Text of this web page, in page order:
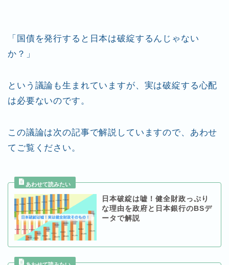
「国債を発行すると日本は破綻するんじゃない
か？」
という議論も生まれていますが、実は破綻する心配
は必要ないのです。
この議論は次の記事で解説していますので、あわせ
てご覧ください。
日本破綻は嘘！健全財政っぷり
な理由を政府と日本銀行のBSデ
ータで解説